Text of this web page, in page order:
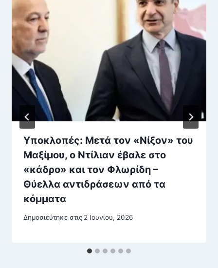
Υποκλοπές: Μετά τον «Νίξον» του
Μαξίμου, ο Ντίλιαν έβαλε στο
«κάδρο» και τον Φλωρίδη –
Θύελλα αντιδράσεων από τα
κόμματα
Δημοσιεύτηκε στις 2 Ιουνίου, 2026